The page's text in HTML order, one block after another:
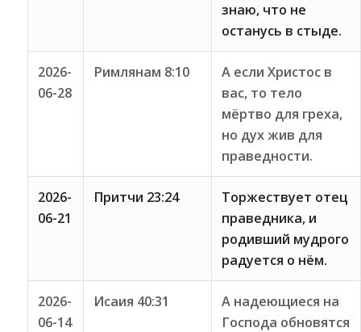
знаю, что не
останусь в стыде.
2026-
06-28
Римлянам 8:10
А если Христос в
вас, то тело
мёртво для греха,
но дух жив для
праведности.
2026-
06-21
Притчи 23:24
Торжествует отец
праведника, и
родивший мудрого
радуется о нём.
2026-
06-14
Исаия 40:31
А надеющиеся на
Господа обновятся